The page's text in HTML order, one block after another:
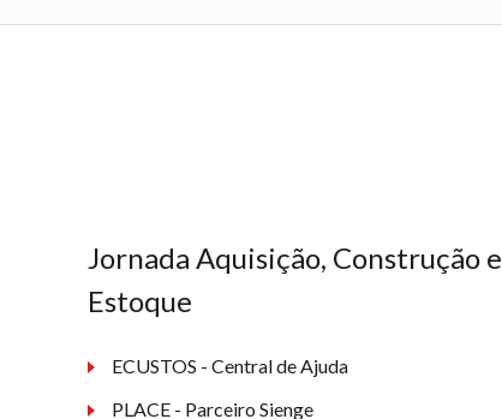
Jornada Aquisição, Construção e
Estoque
ECUSTOS - Central de Ajuda
PLACE - Parceiro Sienge